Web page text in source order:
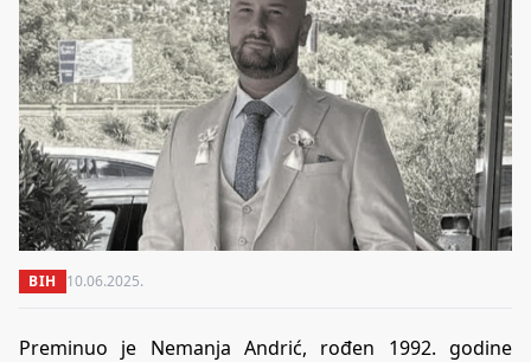
BIH 10.06.2025.
Preminuo je Nemanja Andrić, rođen 1992. godine